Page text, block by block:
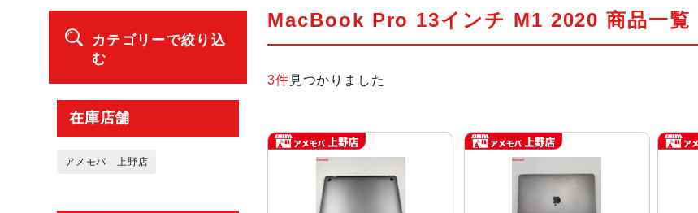
カテゴリーで絞り込
む
在庫店舗
アメモバ 上野店
MacBook Pro 13インチ M1 2020 商品一覧
3件 見つかりました